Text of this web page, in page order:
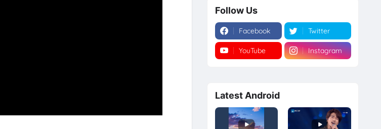
Follow Us
Facebook Twitter
YouTube Instagram
Latest Android